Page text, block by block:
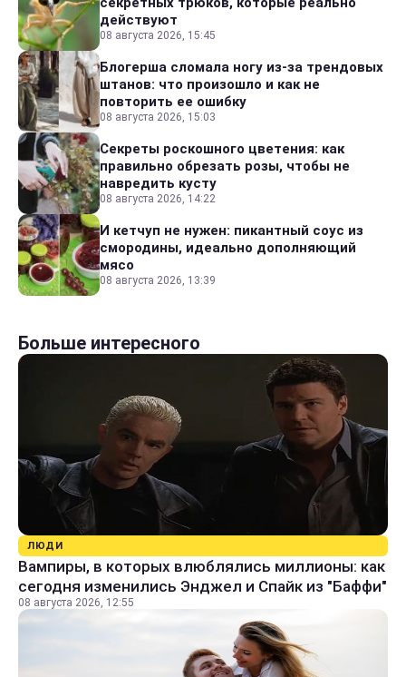
действуют
08 августа 2026, 15:45
Блогерша сломала ногу из-за трендовых
штанов: что произошло и как не
повторить ее ошибку
08 августа 2026, 15:03
Секреты роскошного цветения: как
правильно обрезать розы, чтобы не
навредить кусту
08 августа 2026, 14:22
И кетчуп не нужен: пикантный соус из
смородины, идеально дополняющий
мясо
08 августа 2026, 13:39
Больше интересного
ЛЮДИ
Вампиры, в которых влюблялись миллионы: как
сегодня изменились Энджел и Спайк из "Баффи"
08 августа 2026, 12:55